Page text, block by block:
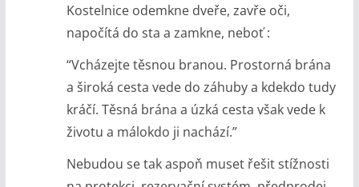
Kostelnice odemkne dveře, zavře oči,
napočítá do sta a zamkne, neboť :
“Vcházejte těsnou branou. Prostorná brána
a široká cesta vede do záhuby a kdekdo tudy
kráčí. Těsná brána a úzká cesta však vede k
životu a málokdo ji nachází.”
Nebudou se tak aspoň muset řešit stížnosti